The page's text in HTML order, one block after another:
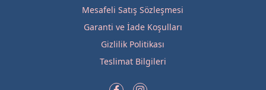
Mesafeli Satış Sözleşmesi
Garanti ve İade Koşulları
Gizlilik Politikası
Teslimat Bilgileri